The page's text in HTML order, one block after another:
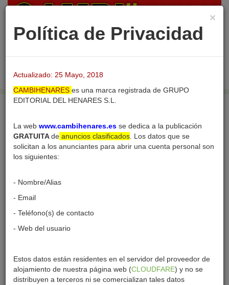
×
Política de Privacidad
Actualizado: 25 Mayo, 2018
CAMBIHENARES es una marca registrada de GRUPO
EDITORIAL DEL HENARES S.L.
La web www.cambihenares.es se dedica a la publicación
GRATUITAde anuncios clasificados . Los datos que se
solicitan a los anunciantes para abrir una cuenta personal son
los siguientes:
- Nombre/Alias
- Email
- Teléfono(s) de contacto
- Web del usuario
Estos datos están residentes en el servidor del proveedor de
alojamiento de nuestra página web (CLOUDFARE) y no se
distribuyen a terceros ni se comercializan tales datos
Inicio Usuarios Perfil del usuario
Perfil del usuario
ecorehome
신광교클라우드시티대한민국을 제공합인상적인,연결일하다 지역생